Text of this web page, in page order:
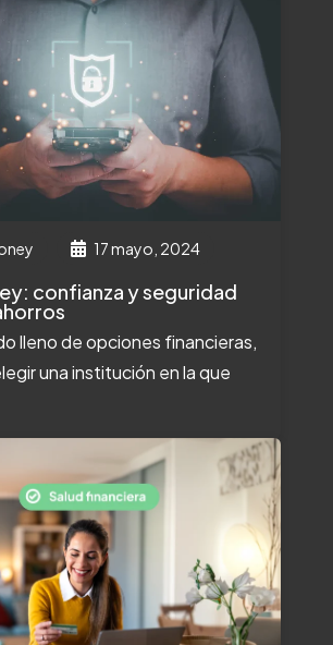
17 mayo, 2024
confianza y seguridad
lleno de opciones financieras,
una institución en la que